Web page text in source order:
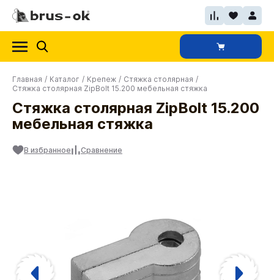
Главная / Каталог / Крепеж / Стяжка столярная /
Стяжка столярная ZipBolt 15.200 мебельная стяжка
Стяжка столярная ZipBolt 15.200
мебельная стяжка
В избранное Сравнение